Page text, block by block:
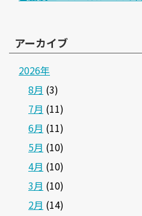
アーカイブ
2026年
8月 (3)
7月 (11)
6月 (11)
5月 (10)
4月 (10)
3月 (10)
2月 (14)